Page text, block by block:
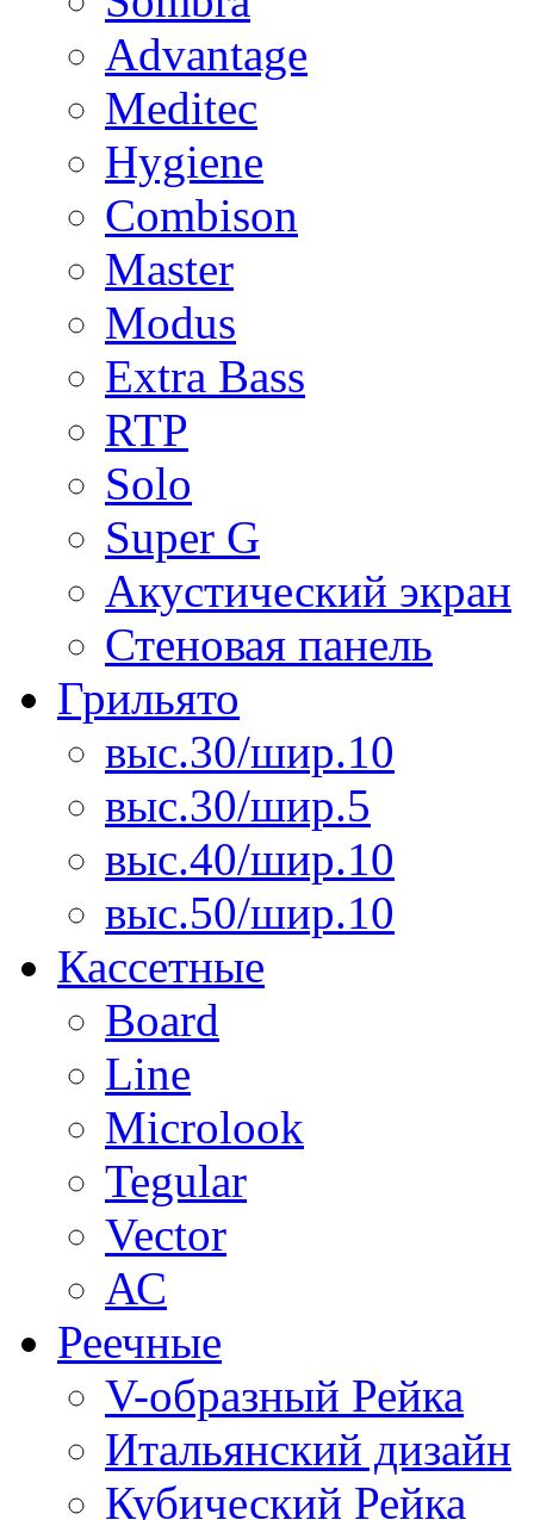
Advantage
Meditec
Hygiene
Combison
Master
Modus
Extra Bass
RTP
Solo
Super G
Акустический экран
Стеновая панель
Грильято
выс.30/шир.10
выс.30/шир.5
выс.40/шир.10
выс.50/шир.10
Кассетные
Board
Line
Microlook
Tegular
Vector
АС
Реечные
V-образный Рейка
Итальянский дизайн
Кубический Рейка